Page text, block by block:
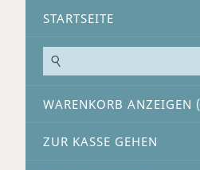
STARTSEITE
WARENKORB ANZEIGEN (
ZUR KASSE GEHEN